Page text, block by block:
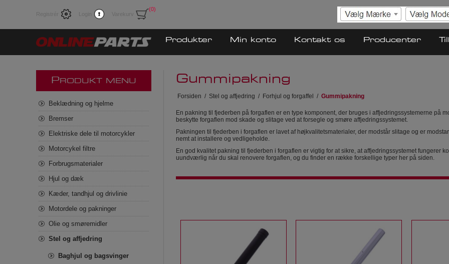
Registrér Login Varekurv
(0)
Produkter Min konto Kontakt os Producenter
Gummipakning
Forsiden / Stel og affjedring / Forhjul og forgaffel / Gummipakning
En pakning til fjederben på forgaflen er en type komponent, der bruges i affjedringssystemerne på
beskytte forgaflen mod skade og slitage ved at forsegle og smøre affjedringssystemet.
Pakningen til fjederben i forgaflen er lavet af højkvalitetsmaterialer, der modstår slitage og er
nemt at installere og vedligeholde.
En god kvalitet pakning til fjederben i forgaflen er vigtig for at sikre, at affjedringssystemet fungerer
uundværlig når du skal renovere forgaflen, og du finder en række forskellige typer her på siden.
P RODUKT MENU
Beklædning og hjelme
Bremser
Elektriske dele til motorcykler
Motorcykel filtre
Forbrugsmaterialer
Hjul og dæk
Kæder, tandhjul og drivlinie
Motordele og pakninger
Olie og smøremidler
Stel og affjedring
Baghjul og bagsvinger